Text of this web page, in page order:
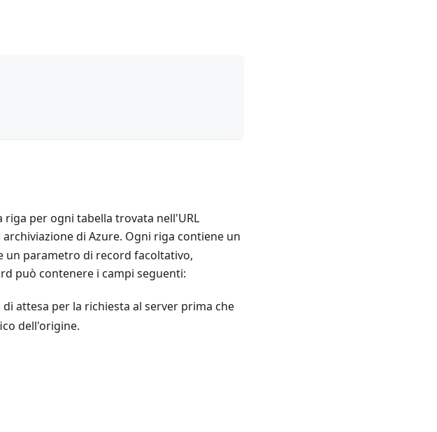
per ogni tabella trovata nell'URL
di Azure. Ogni riga contiene un
un parametro di record facoltativo,
può contenere i campi seguenti:
attesa per la richiesta al server prima che
dell'origine.